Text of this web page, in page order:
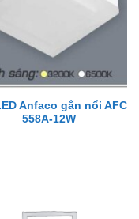
Anfaco gắn nổi AFC
558A-12W